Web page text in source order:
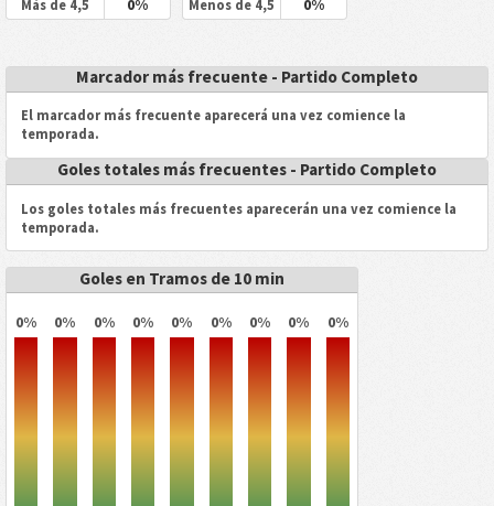
Más de 4,5 0% Menos de 4,5 0%
Marcador más frecuente - Partido Completo
El marcador más frecuente aparecerá una vez comience la
temporada.
Goles totales más frecuentes - Partido Completo
Los goles totales más frecuentes aparecerán una vez comience la
temporada.
Goles en Tramos de 10 min
0% 0% 0% 0% 0% 0% 0% 0% 0%